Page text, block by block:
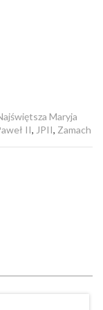
Maryja
II, JPII, Zamach